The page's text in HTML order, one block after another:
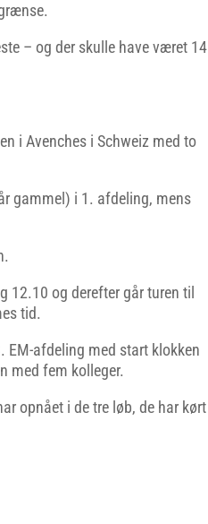
– og der skulle have været 14
i Avenches i Schweiz med to
gammel) i 1. afdeling, mens
12.10 og derefter går turen til
tid.
EM-afdeling med start klokken
med fem kolleger.
opnået i de tre løb, de har kørt